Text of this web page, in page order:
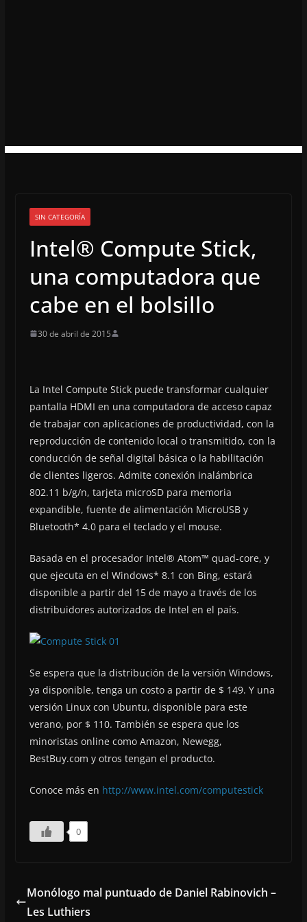
SIN CATEGORÍA
Intel® Compute Stick,
una computadora que
cabe en el bolsillo
30 de abril de 2015
La Intel Compute Stick puede transformar cualquier
pantalla HDMI en una computadora de acceso capaz
de trabajar con aplicaciones de productividad, con la
reproducción de contenido local o transmitido, con la
conducción de señal digital básica o la habilitación
de clientes ligeros. Admite conexión inalámbrica
802.11 b/g/n, tarjeta microSD para memoria
expandible, fuente de alimentación MicroUSB y
Bluetooth* 4.0 para el teclado y el mouse.
Basada en el procesador Intel® Atom™ quad-core, y
que ejecuta en el Windows* 8.1 con Bing, estará
disponible a partir del 15 de mayo a través de los
distribuidores autorizados de Intel en el país.
Se espera que la distribución de la versión Windows,
ya disponible, tenga un costo a partir de $ 149. Y una
versión Linux con Ubuntu, disponible para este
verano, por $ 110. También se espera que los
minoristas online como Amazon, Newegg,
BestBuy.com y otros tengan el producto.
Conoce más en http://www.intel.com/computestick
0
Monólogo mal puntuado de Daniel Rabinovich –
Les Luthiers